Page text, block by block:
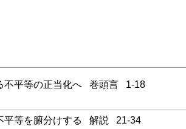
不平等の正当化へ 巻頭言 1-18
平等を腑分けする 解説 21-34